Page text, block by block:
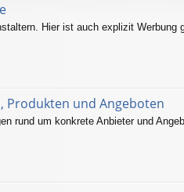
Hier ist auch explizit Werbung
Produkten und Angeboten
rund um konkrete Anbieter und